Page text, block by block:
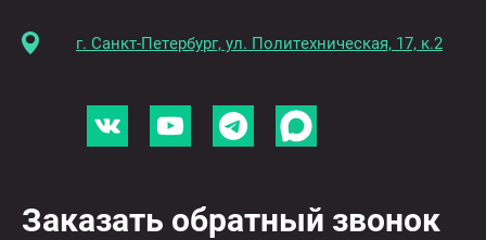
Заказать обратный звонок
г. Санкт-Петербург, ул. Политехническая, 17, к.2